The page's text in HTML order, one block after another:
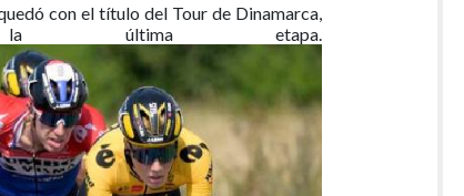
con el título del Tour de Dinamarca,
última etapa.